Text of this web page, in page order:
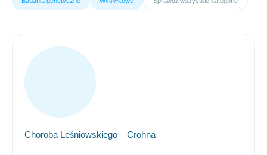
Choroba Leśniowskiego – Crohna